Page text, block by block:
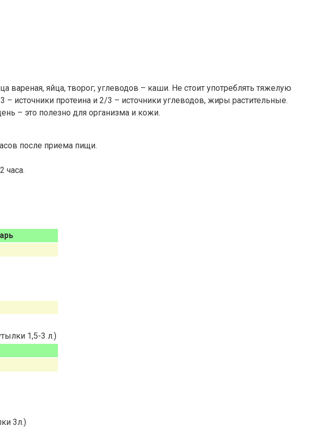
яйца, творог; углеводов – каши. Не стоит употреблять тяжелую
источники протеина и 2/3 – источники углеводов, жиры растительные.
– это полезно для организма и кожи.
после приема пищи.
часа.
1,5-3 л.)
3л.)